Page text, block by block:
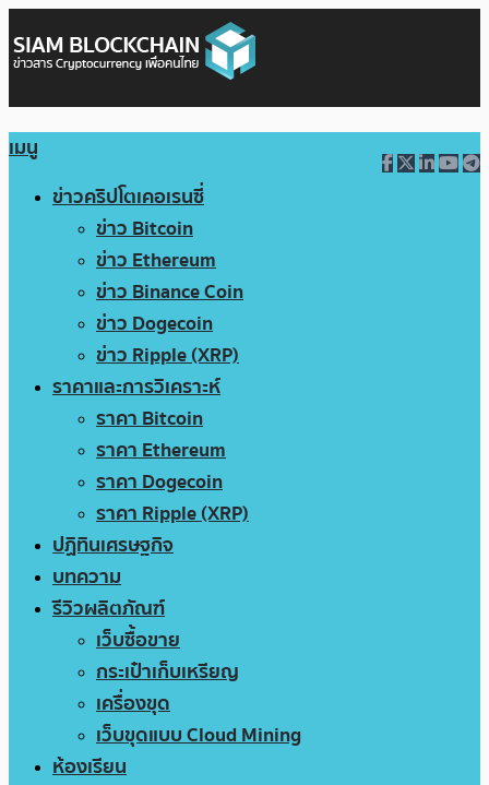
เมนู
ข่าวคริปโตเคอเรนซี่
ข่าว Bitcoin
ข่าว Ethereum
ข่าว Binance Coin
ข่าว Dogecoin
ข่าว Ripple (XRP)
ราคาและการวิเคราะห์
ราคา Bitcoin
ราคา Ethereum
ราคา Dogecoin
ราคา Ripple (XRP)
ปฏิทินเศรษฐกิจ
บทความ
รีวิวผลิตภัณฑ์
เว็บซื้อขาย
กระเป๋าเก็บเหรียญ
เครื่องขุด
เว็บขุดแบบ Cloud Mining
ห้องเรียน